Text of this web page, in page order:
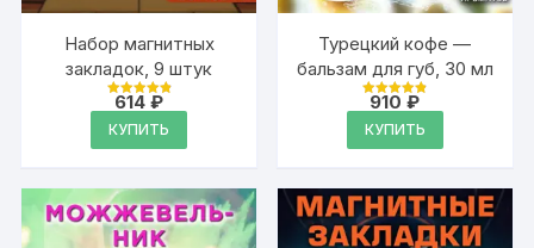
Набор магнитных
закладок, 9 штук
Оценка
из 5
614₽
КУПИТЬ
Турецкий кофе —
бальзам для губ, 30 мл
Оценка
из 5
910₽
КУПИТЬ